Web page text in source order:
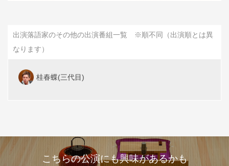
出演落語家のその他の出演番組一覧 ※順不同（出演順とは異
なります）
桂春蝶(三代目)
こちらの公演にも興味があるかも